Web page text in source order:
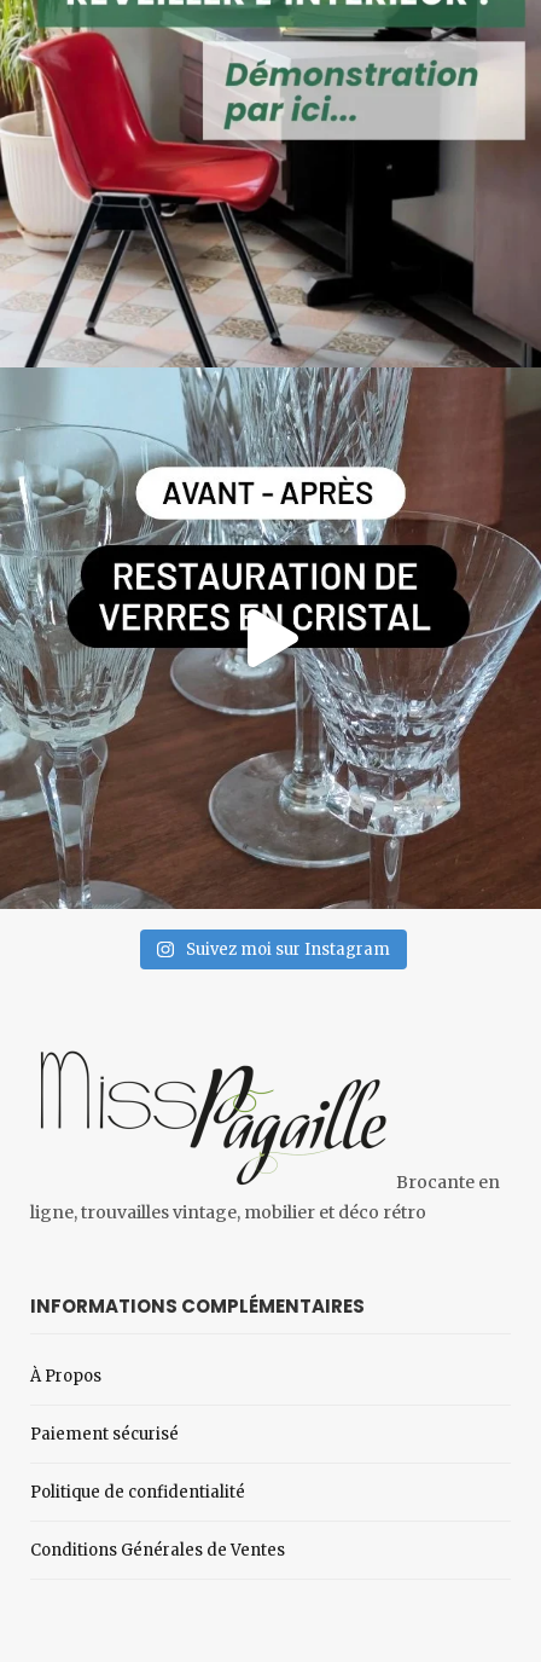
Suivez moi sur Instagram
Brocante en
ligne, trouvailles vintage, mobilier et déco rétro
INFORMATIONS COMPLÉMENTAIRES
À Propos
Paiement sécurisé
Politique de confidentialité
Conditions Générales de Ventes